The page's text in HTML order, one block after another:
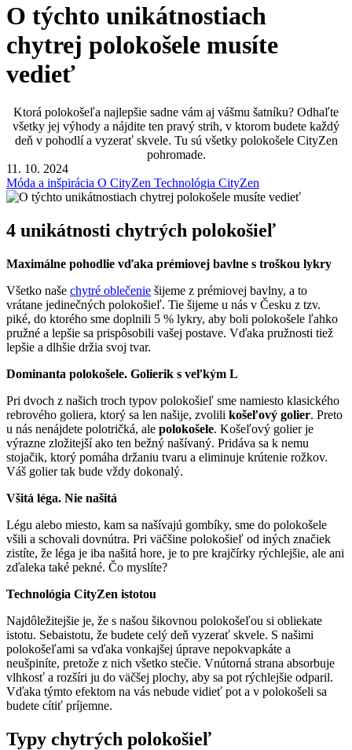
O týchto unikátnostiach
chytrej polokošele musíte
vedieť
Ktorá polokošeľa najlepšie sadne vám aj vášmu šatníku? Odhaľte
všetky jej výhody a nájdite ten pravý strih, v ktorom budete každý
deň v pohodlí a vyzerať skvele. Tu sú všetky polokošele CityZen
pohromade.
11. 10. 2024
Móda a inšpirácia O CityZen Technológia CityZen
4 unikátnosti chytrých polokošieľ
Maximálne pohodlie vďaka prémiovej bavlne s troškou lykry
Všetko naše chytré oblečenie šijeme z prémiovej bavlny, a to
vrátane jedinečných polokošieľ. Tie šijeme u nás v Česku z tzv.
piké, do ktorého sme doplnili 5 % lykry, aby boli polokošele ľahko
pružné a lepšie sa prispôsobili vašej postave. Vďaka pružnosti tiež
lepšie a dlhšie držia svoj tvar.
Dominanta polokošele. Golierik s veľkým L
Pri dvoch z našich troch typov polokošieľ sme namiesto klasického
rebrového goliera, ktorý sa len našije, zvolili košeľový golier. Preto
u nás nenájdete polotričká, ale polokošele. Košeľový golier je
výrazne zložitejší ako ten bežný našívaný. Pridáva sa k nemu
stojačik, ktorý pomáha držaniu tvaru a eliminuje krútenie rožkov.
Váš golier tak bude vždy dokonalý.
Všitá léga. Nie našitá
Légu alebo miesto, kam sa našívajú gombíky, sme do polokošele
všili a schovali dovnútra. Pri väčšine polokošieľ od iných značiek
zistíte, že léga je iba našitá hore, je to pre krajčírky rýchlejšie, ale ani
zďaleka také pekné. Čo myslíte?
Technológia CityZen istotou
Najdôležitejšie je, že s našou šikovnou polokošeľou si obliekate
istotu. Sebaistotu, že budete celý deň vyzerať skvele. S našimi
polokošeľami sa vďaka vonkajšej úprave nepokvapkáte a
neušpiníte, pretože z nich všetko stečie. Vnútorná strana absorbuje
vlhkosť a rozšíri ju do väčšej plochy, aby sa pot rýchlejšie odparil.
Vďaka týmto efektom na vás nebude vidieť pot a v polokošeli sa
budete cítiť príjemne.
Typy chytrých polokošieľ